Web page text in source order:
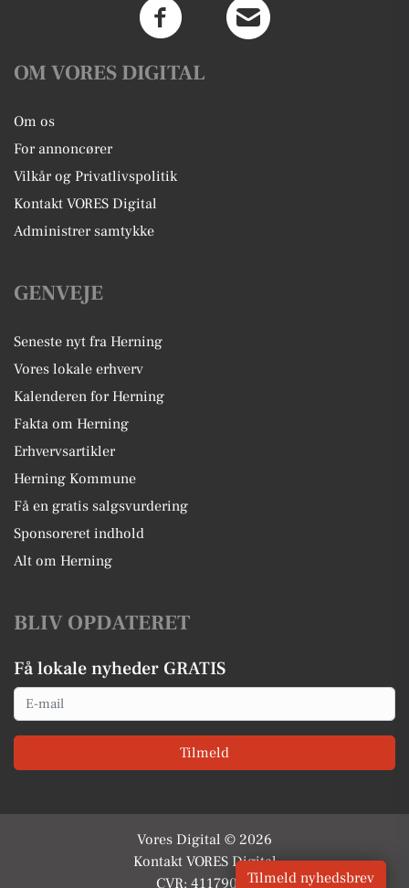
OM VORES DIGITAL
Om os
For annoncører
Vilkår og Privatlivspolitik
Kontakt VORES Digital
Administrer samtykke
GENVEJE
Seneste nyt fra Herning
Vores lokale erhverv
Kalenderen for Herning
Fakta om Herning
Erhvervsartikler
Herning Kommune
Få en gratis salgsvurdering
Sponsoreret indhold
Alt om Herning
BLIV OPDATERET
Få lokale nyheder GRATIS
Email
Tilmeld
Vores Digital © 2026
Kontakt VORES Digital
CVR: 41179082Tilmeld nyhedsbrev